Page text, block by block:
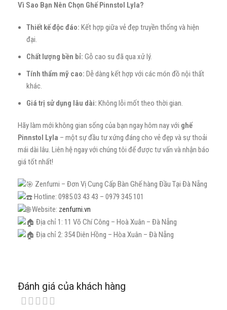
Vì Sao Bạn Nên Chọn Ghế Pinnstol Lyla?
Thiết kế độc đáo: Kết hợp giữa vẻ đẹp truyền thống và hiện
đại.
Chất lượng bền bỉ: Gỗ cao su đã qua xử lý.
Tính thẩm mỹ cao: Dễ dàng kết hợp với các món đồ nội thất
khác.
Giá trị sử dụng lâu dài: Không lỗi mốt theo thời gian.
Hãy làm mới không gian sống của bạn ngay hôm nay với ghế
Pinnstol Lyla – một sự đầu tư xứng đáng cho vẻ đẹp và sự thoải
mái dài lâu. Liên hệ ngay với chúng tôi để được tư vấn và nhận báo
giá tốt nhất!
Zenfurni – Đơn Vị Cung Cấp Bàn Ghế hàng Đầu Tại Đà Nẵng
Hotline: 0985.03 43 43 – 0979 345 101
Website: zenfurni.vn
Địa chỉ 1: 11 Võ Chí Công – Hoà Xuân – Đà Nẵng
Địa chỉ 2: 354 Diên Hồng – Hòa Xuân – Đà Nẵng
Đánh giá của khách hàng